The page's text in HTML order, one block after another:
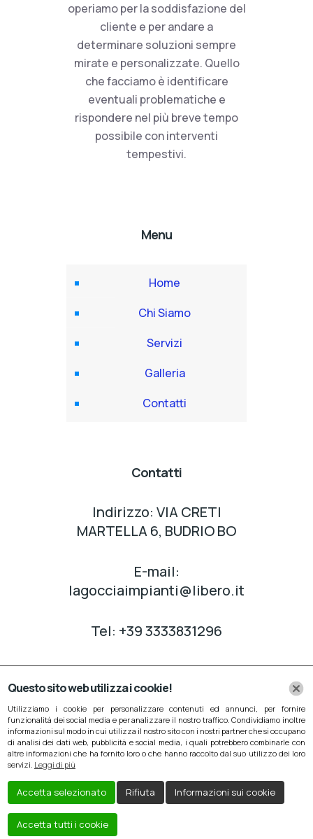
operiamo per la soddisfazione del
cliente e per andare a
determinare soluzioni sempre
mirate e personalizzate. Quello
che facciamo è identificare
eventuali problematiche e
rispondere nel più breve tempo
possibile con interventi
tempestivi.
Menu
Home
Chi Siamo
Servizi
Galleria
Contatti
Contatti
Indirizzo: VIA CRETI
MARTELLA 6, BUDRIO BO
E-mail:
lagocciaimpianti@libero.it
Tel: +39 3333831296
Privacy policy/Cookie Policy
Creato daLocal Web – Agenzia Web Marketing
Questo sito web utilizza i cookie!
Utilizziamo i cookie per personalizzare contenuti ed annunci, per fornire
funzionalità dei social media e per analizzare il nostro traffico. Condividiamo inoltre
informazioni sul modo in cui utilizza il nostro sito con i nostri partner che si occupano
di analisi dei dati web, pubblicità e social media, i quali potrebbero combinarle con
altre informazioni che ha fornito loro o che hanno raccolto dal suo utilizzo dei loro
servizi. Leggi di più
Accetta selezionato Rifiuta Informazioni sui cookie
Accetta tutti i cookie